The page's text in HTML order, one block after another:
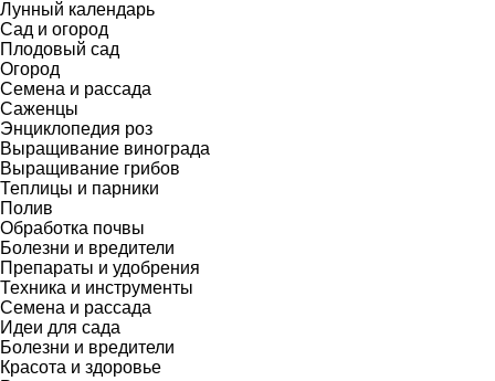
Лунный календарь
Сад и огород
Плодовый сад
Огород
Семена и рассада
Саженцы
Энциклопедия роз
Выращивание винограда
Выращивание грибов
Теплицы и парники
Полив
Обработка почвы
Болезни и вредители
Препараты и удобрения
Техника и инструменты
Семена и рассада
Идеи для сада
Болезни и вредители
Красота и здоровье